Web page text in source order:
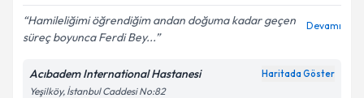
Hamileliğimi öğrendiğim andan doğuma kadar geçen
süreç boyunca Ferdi Bey...
Devamı
Acıbadem International Hastanesi Haritada Göster
Yeşilköy, İstanbul Caddesi No:82